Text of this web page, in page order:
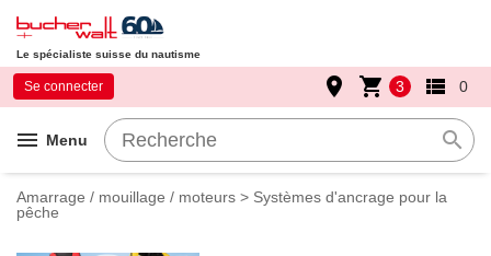
Le spécialiste suisse du nautisme
menu Menu search
Se connecter place shopping_cart 3 view_list 0
Amarrage / mouillage / moteurs > Systèmes d'ancrage pour la
pêche